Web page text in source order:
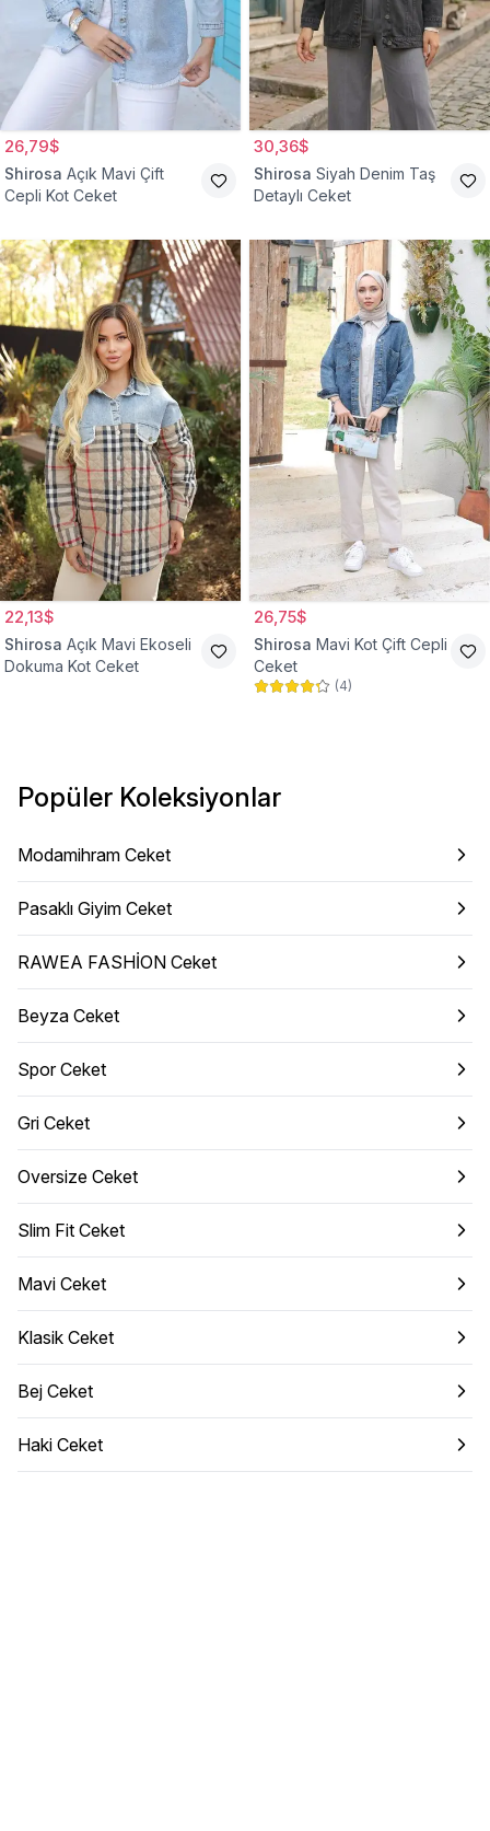
26,79$
Shirosa Açık Mavi Çift
Cepli Kot Ceket
30,36$
Shirosa Siyah Denim Taş
Detaylı Ceket
22,13$
Shirosa Açık Mavi Ekoseli
Dokuma Kot Ceket
26,75$
Shirosa Mavi Kot Çift Cepli
Ceket
(4)
Popüler Koleksiyonlar
Modamihram Ceket
Pasaklı Giyim Ceket
RAWEA FASHİON Ceket
Beyza Ceket
Spor Ceket
Gri Ceket
Oversize Ceket
Slim Fit Ceket
Mavi Ceket
Klasik Ceket
Bej Ceket
Haki Ceket